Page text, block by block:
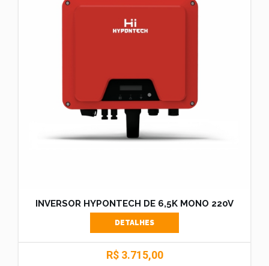
INVERSOR HYPONTECH DE 6,5K MONO 220V
DETALHES
R$ 3.715,00